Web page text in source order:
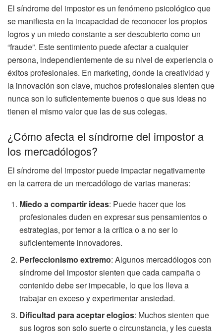
El síndrome del impostor es un fenómeno psicológico que
se manifiesta en la incapacidad de reconocer los propios
logros y un miedo constante a ser descubierto como un
“fraude”. Este sentimiento puede afectar a cualquier
persona, independientemente de su nivel de experiencia o
éxitos profesionales. En marketing, donde la creatividad y
la innovación son clave, muchos profesionales sienten que
nunca son lo suficientemente buenos o que sus ideas no
tienen el mismo valor que las de sus colegas.
¿Cómo afecta el síndrome del impostor a
los mercadólogos?
El síndrome del impostor puede impactar negativamente
en la carrera de un mercadólogo de varias maneras:
Miedo a compartir ideas: Puede hacer que los
profesionales duden en expresar sus pensamientos o
estrategias, por temor a la crítica o a no ser lo
suficientemente innovadores.
Perfeccionismo extremo: Algunos mercadólogos con
síndrome del impostor sienten que cada campaña o
contenido debe ser impecable, lo que los lleva a
trabajar en exceso y experimentar ansiedad.
Dificultad para aceptar elogios: Muchos sienten que
sus logros son solo suerte o circunstancia, y les cuesta